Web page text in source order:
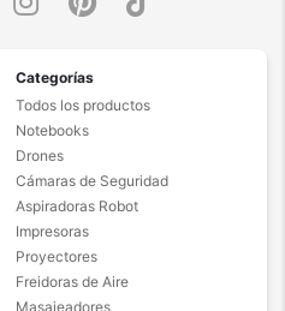
Categorías
Todos los productos
Notebooks
Drones
Cámaras de Seguridad
Aspiradoras Robot
Impresoras
Proyectores
Freidoras de Aire
Masajeadores